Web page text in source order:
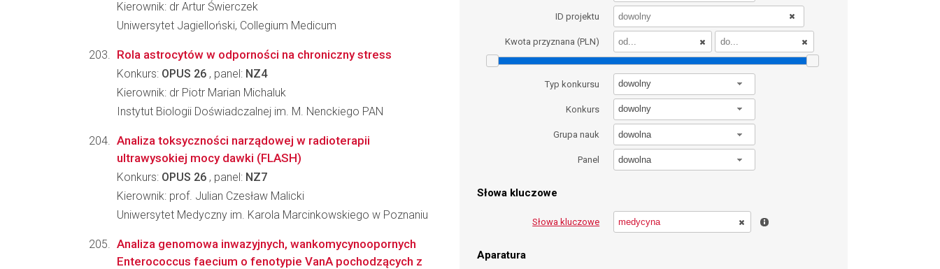
ID projektu
Kwota przyznana (PLN)
Typ konkursu dowolny
Konkurs dowolny
Grupa nauk dowolna
Panel dowolna
Słowa kluczowe
Słowa kluczowe
Aparatura
Kierownik: dr Artur Świerczek
Uniwersytet Jagielloński, Collegium Medicum
Rola astrocytów w odporności na chroniczny stress
Konkurs: OPUS 26 , panel: NZ4
Kierownik: dr Piotr Marian Michaluk
Instytut Biologii Doświadczalnej im. M. Nenckiego PAN
Analiza toksyczności narządowej w radioterapii
ultrawysokiej mocy dawki (FLASH)
Konkurs: OPUS 26 , panel: NZ7
Kierownik: prof. Julian Czesław Malicki
Uniwersytet Medyczny im. Karola Marcinkowskiego w Poznaniu
Analiza genomowa inwazyjnych, wankomycynoopornych
Enterococcus faecium o fenotypie VanA pochodzących z